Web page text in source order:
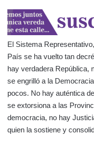
El Sistema
País se ha vuelto tan
hay verdadera República,
se engrilló a la
pocos. No hay auténtica
se extorsiona a las
democracia, no hay
quien la sostiene y